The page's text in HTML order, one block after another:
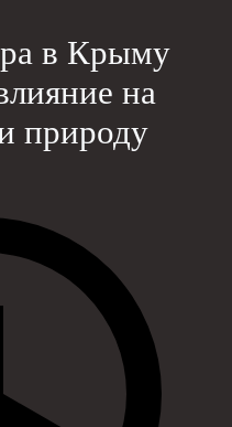
в Крыму
на
природу